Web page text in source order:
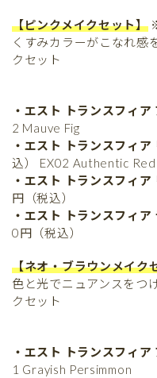
【ピンクメイクセット】
くすみカラーがこなれ感
クセット
・エスト トランスフィア
2 Mauve Fig
・エスト トランスフィア
込） EX02 Authentic Red
・エスト トランスフィ
円（税込）
・エスト トランスフィ
0円（税込）
【ネオ・ブラウンメイク
色と光でニュアンスを
クセット
・エスト トランスフィア
1 Grayish Persimmon